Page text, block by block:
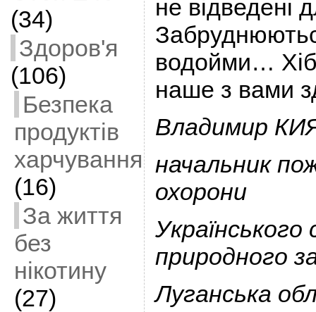
(34)
Здоров'я
(106)
Безпека
продуктів
харчування
(16)
За життя
без
нікотину
(27)
не відведені
водойми…
наше з вами
Владимир
начальник
охорони
природного
Луганська